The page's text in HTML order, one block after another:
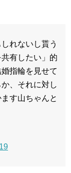
れないし貰う
有したい」的
指輪を見せて
、それに対し
す山ちゃんと